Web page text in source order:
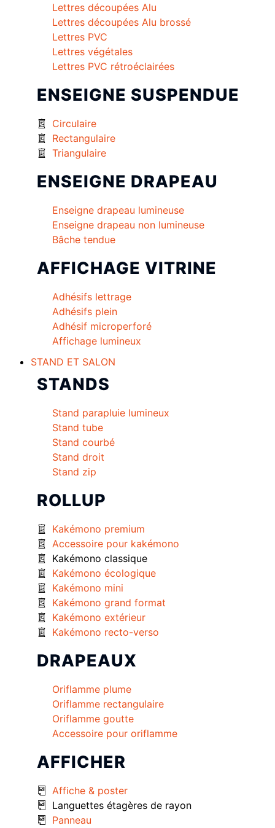
Lettres découpées Alu
Lettres découpées Alu brossé
Lettres PVC
Lettres végétales
Lettres PVC rétroéclairées
ENSEIGNE SUSPENDUE
Circulaire
Rectangulaire
Triangulaire
ENSEIGNE DRAPEAU
Enseigne drapeau lumineuse
Enseigne drapeau non lumineuse
Bâche tendue
AFFICHAGE VITRINE
Adhésifs lettrage
Adhésifs plein
Adhésif microperforé
Affichage lumineux
STAND ET SALON
STANDS
Stand parapluie lumineux
Stand tube
Stand courbé
Stand droit
Stand zip
ROLLUP
Kakémono premium
Accessoire pour kakémono
Kakémono classique
Kakémono écologique
Kakémono mini
Kakémono grand format
Kakémono extérieur
Kakémono recto-verso
DRAPEAUX
Oriflamme plume
Oriflamme rectangulaire
Oriflamme goutte
Accessoire pour oriflamme
AFFICHER
Affiche & poster
Languettes étagères de rayon
Panneau